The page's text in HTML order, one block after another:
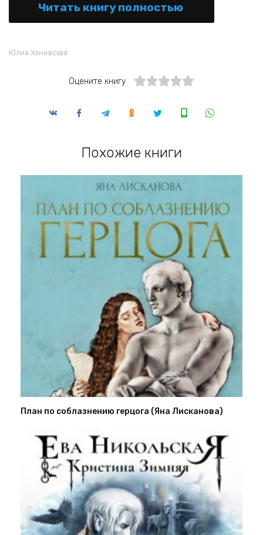
Читать книгу полностью
Юлия Ханевская
Оцените книгу
Похожие книги
План по соблазнению герцога (Яна Лисканова)